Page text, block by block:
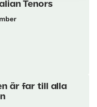
Tenors
är far till alla